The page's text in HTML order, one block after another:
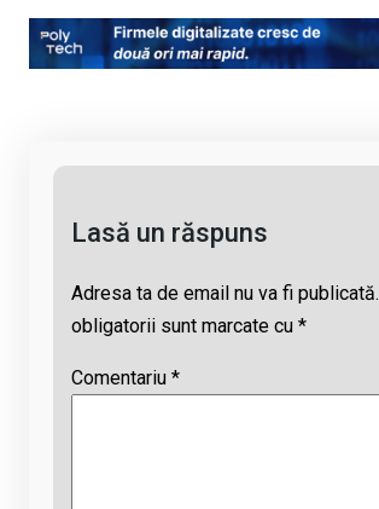
py
Li
ce
b
at
s
e
a
ail
Lasă un răspuns
Adresa ta de email nu va fi publicată.
obligatorii sunt marcate cu *
Comentariu *